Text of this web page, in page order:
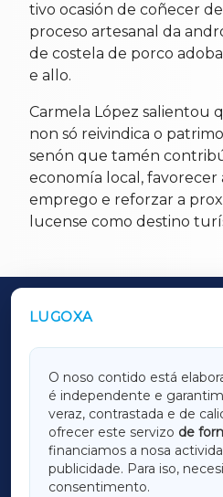
tivo ocasión de coñecer
proceso artesanal da
de costela de porco
e allo.
Carmela López salientou
non só reivindica o
senón que tamén
economía local, favorecer
emprego e reforzar a
lucense como destino
LUGOXA
O noso contido está
é independente e
veraz, contrastada e de
ofrecer este servizo de
financiamos a nosa
publicidade. Para iso,
consentimento.
OUTROS